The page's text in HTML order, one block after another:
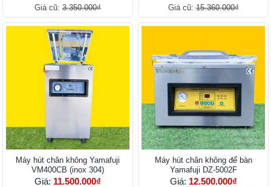
Giá cũ: 3.350.000₫ Giá cũ:15.360.000₫
Máy hút chân không Yamafuji
VM400CB (inox 304)
Giá: 11.500.000₫
Máy hút chân không để bàn
Yamafuji DZ-5002F
Giá: 12.500.000₫